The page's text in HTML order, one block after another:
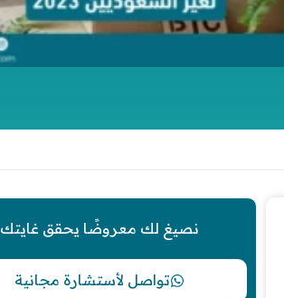
نصيغ لك معروضًا يحقق غايتك
تواصل لأستشارة مجانية